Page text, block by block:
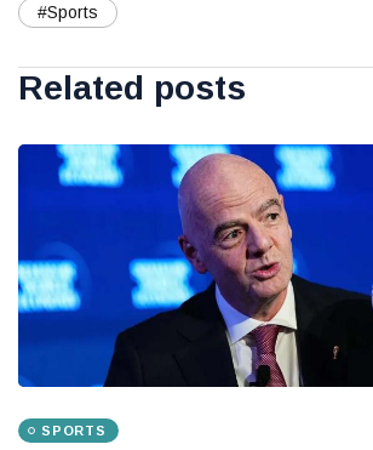
#Sports
Related posts
SPORTS